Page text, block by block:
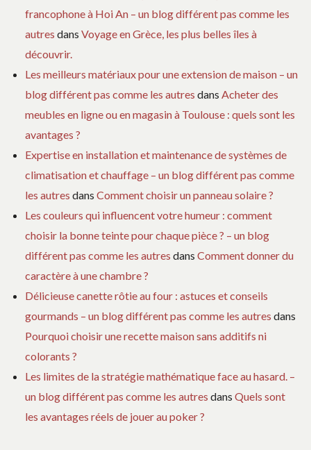
francophone à Hoi An – un blog différent pas comme les
autres dans Voyage en Grèce, les plus belles îles à
découvrir.
Les meilleurs matériaux pour une extension de maison – un
blog différent pas comme les autres dans Acheter des
meubles en ligne ou en magasin à Toulouse : quels sont les
avantages ?
Expertise en installation et maintenance de systèmes de
climatisation et chauffage – un blog différent pas comme
les autres dans Comment choisir un panneau solaire ?
Les couleurs qui influencent votre humeur : comment
choisir la bonne teinte pour chaque pièce ? – un blog
différent pas comme les autres dans Comment donner du
caractère à une chambre ?
Délicieuse canette rôtie au four : astuces et conseils
gourmands – un blog différent pas comme les autres dans
Pourquoi choisir une recette maison sans additifs ni
colorants ?
Les limites de la stratégie mathématique face au hasard. –
un blog différent pas comme les autres dans Quels sont
les avantages réels de jouer au poker ?